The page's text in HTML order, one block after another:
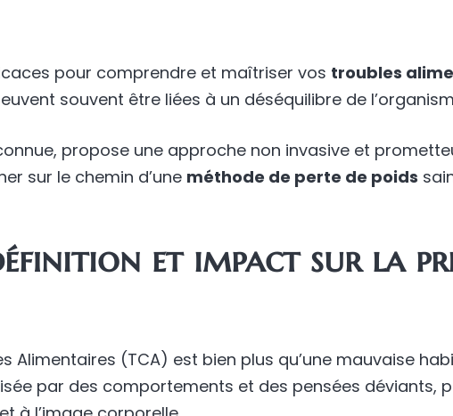
pour comprendre et maîtriser vos troubles
souvent être liées à un déséquilibre de
propose une approche non invasive et
sur le chemin d’une méthode de perte de poids
et impact sur la
Alimentaires (TCA) est bien plus qu’une mauvaise
par des comportements et des pensées déviants,